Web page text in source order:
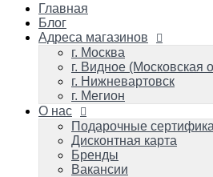
Главная
Блог
Адреса магазинов
г. Москва
г. Видное (Московская
г. Нижневартовск
г. Мегион
О нас
Подарочные
Дисконтная карта
Бренды
Вакансии